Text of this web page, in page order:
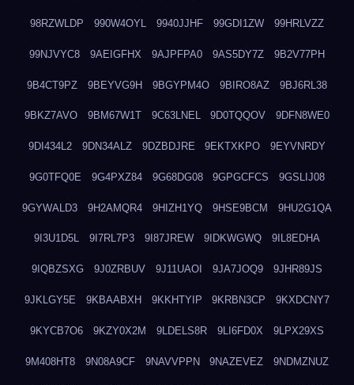
98RZWLDP 990W4OYL 9940JJHF 99GDI1ZW 99HRLVZZ
99NJVYC8 9AEIGFHX 9AJPFPA0 9AS5DY7Z 9B2V77PH
9B4CT9PZ 9BEYVG9H 9BGYPM4O 9BIRO8AZ 9BJ6RL38
9BKZ7AVO 9BM67W1T 9C63LNEL 9D0TQQOV 9DFN8WE0
9DI434L2 9DN34ALZ 9DZBDJRE 9EKTXKPO 9EYVNRDY
9G0TFQ0E 9G4PXZ84 9G68DG08 9GPGCFCS 9GSLIJ08
9GYWALD3 9H2AMQR4 9HIZH1YQ 9HSE9BCM 9HU2G1QA
9I3U1D5L 9I7RL7P3 9I87JREW 9IDKWGWQ 9IL8EDHA
9IQBZSXG 9J0ZRBUV 9J11UAOI 9JA7JOQ9 9JHR89JS
9JKLGY5E 9KBAABXH 9KKHTYIP 9KRBN3CP 9KXDCNY7
9KYCB7O6 9KZY0X2M 9LDELS8R 9LI6FD0X 9LPX29XS
9M408HT8 9N08A9CF 9NAVVPPN 9NAZEVEZ 9NDMZNUZ